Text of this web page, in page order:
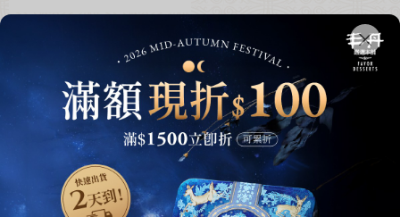
超取滿 $1500 免運、宅配滿 $2500 免運🚚
1